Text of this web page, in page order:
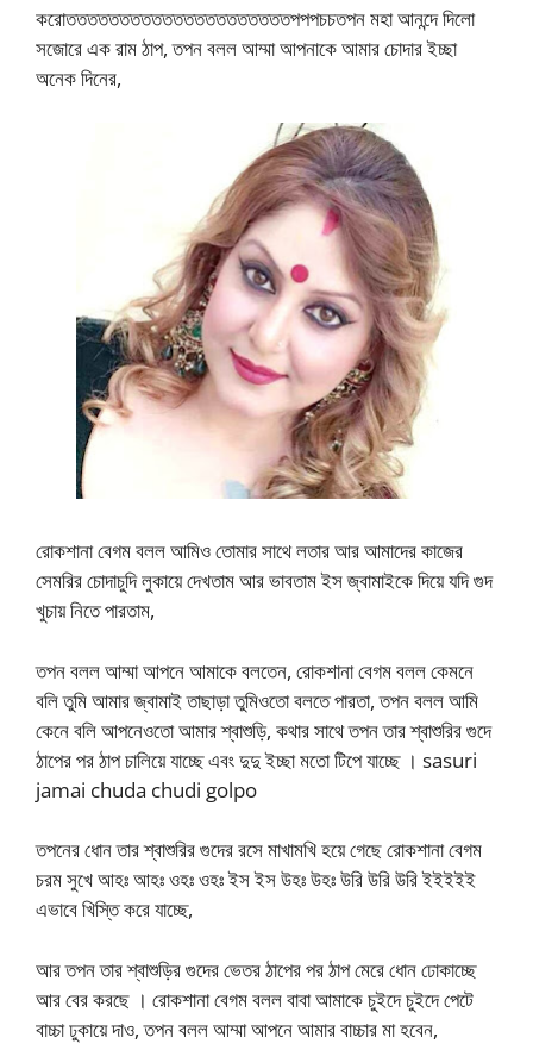
করোতততততততততততততততততততততপপপচচতপন মহা আনন্দে দিলো
সজোরে এক রাম ঠাপ, তপন বলল আম্মা আপনাকে আমার চোদার ইচ্ছা
অনেক দিনের,
রোকশানা বেগম বলল আমিও তোমার সাথে লতার আর আমাদের কাজের
সেমরির চোদাচুদি লুকায়ে দেখতাম আর ভাবতাম ইস জ্বামাইকে দিয়ে যদি গুদ
খুচায় নিতে পারতাম,
তপন বলল আম্মা আপনে আমাকে বলতেন, রোকশানা বেগম বলল কেমনে
বলি তুমি আমার জ্বামাই তাছাড়া তুমিওতো বলতে পারতা, তপন বলল আমি
কেনে বলি আপনেওতো আমার শ্বাশুড়ি, কথার সাথে তপন তার শ্বাশুরির গুদে
ঠাপের পর ঠাপ চালিয়ে যাচ্ছে এবং দুদু ইচ্ছা মতো টিপে যাচ্ছে । sasuri
jamai chuda chudi golpo
তপনের ধোন তার শ্বাশুরির গুদের রসে মাখামখি হয়ে গেছে রোকশানা বেগম
চরম সুখে আহঃ আহঃ ওহঃ ওহঃ ইস ইস উহঃ উহঃ উরি উরি উরি ইইইইই
এভাবে খিস্তি করে যাচ্ছে,
আর তপন তার শ্বাশুড়ির গুদের ভেতর ঠাপের পর ঠাপ মেরে ধোন ঢোকাচ্ছে
আর বের করছে । রোকশানা বেগম বলল বাবা আমাকে চুইদে চুইদে পেটে
বাচ্চা ঢুকায়ে দাও, তপন বলল আম্মা আপনে আমার বাচ্চার মা হবেন,